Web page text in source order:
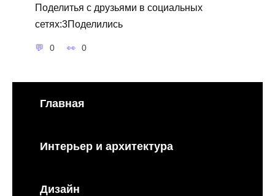
Поделитья с друзьями в социальных
сетях:3Поделились
0 0
Главная
Интерьер и архитектура
Дизайн